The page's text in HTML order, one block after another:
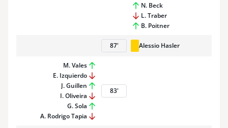
N. Beck
L. Traber
B. Poitner
87' Alessio Hasler
M. Vales
E. Izquierdo
J. Guillen
I. Oliveira
G. Sola
A. Rodrigo Tapia
83'